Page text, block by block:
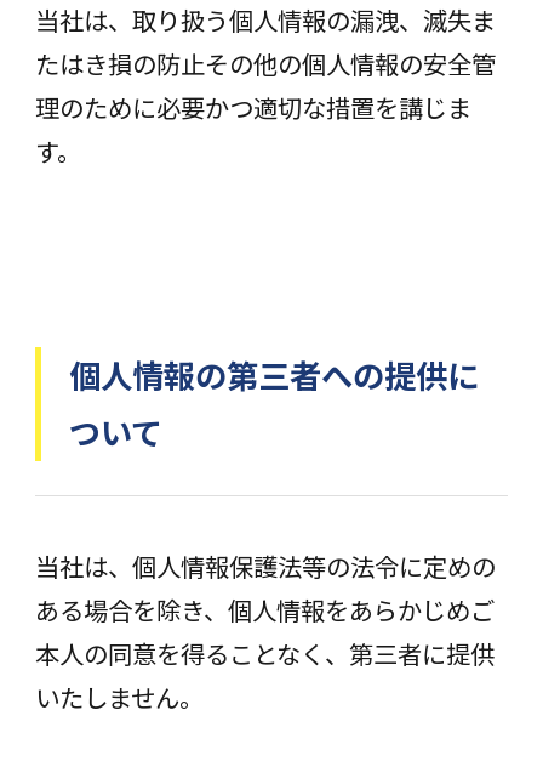
当社は、取り扱う個人情報の漏洩、滅失ま
たはき損の防止その他の個人情報の安全管
理のために必要かつ適切な措置を講じま
す。
個人情報の第三者への提供に
ついて
当社は、個人情報保護法等の法令に定めの
ある場合を除き、個人情報をあらかじめご
本人の同意を得ることなく、第三者に提供
いたしません。